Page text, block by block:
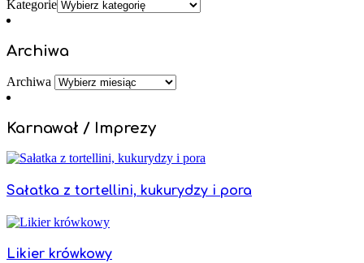
Kategorie
Archiwa
Archiwa
Karnawał / Imprezy
Sałatka z tortellini, kukurydzy i pora
Likier krówkowy